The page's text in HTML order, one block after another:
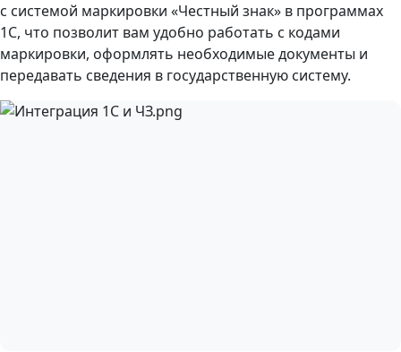
с системой маркировки «Честный знак» в программах
1С, что позволит вам удобно работать с кодами
маркировки, оформлять необходимые документы и
передавать сведения в государственную систему.